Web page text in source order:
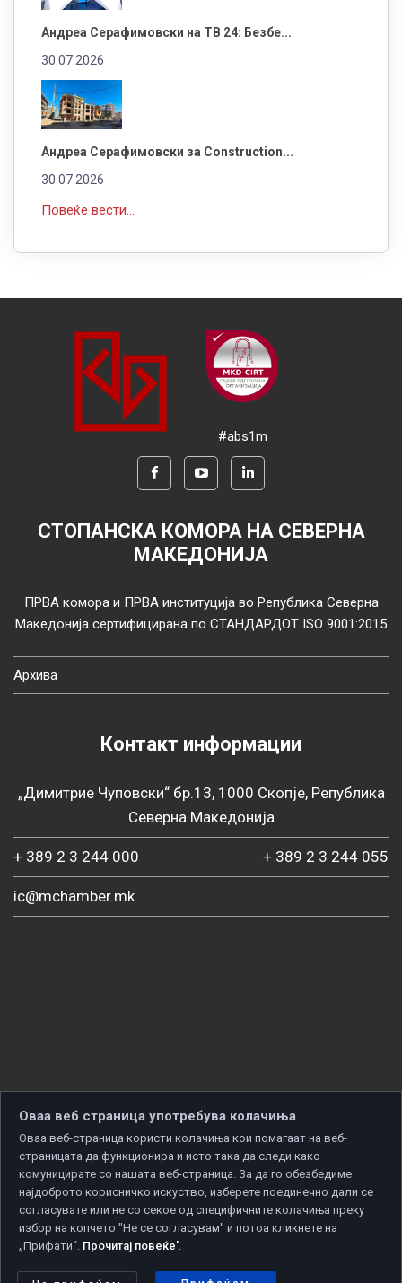
Андреа Серафимовски на ТВ 24: Безбе...
30.07.2026
Андреа Серафимовски за Construction...
30.07.2026
Повеќе вести...
#abs1m
СТОПАНСКА КОМОРА НА СЕВЕРНА
МАКЕДОНИЈА
ПРВА комора и ПРВА институција во Република Северна
Македонија сертифицирана по СТАНДАРДОТ ISO 9001:2015
Архива
Контакт информации
„Димитрие Чуповски“ бр.13, 1000 Скопје, Република
Северна Македонија
+ 389 2 3 244 000 + 389 2 3 244 055
ic@mchamber.mk
Copyright © 2026 Developed by
Политика за приватност | Политика за колачиња
Оваа веб страница употребува колачиња
Оваа веб-страница користи колачиња кои помагаат на веб-
страницата да функционира и исто така да следи како
комуницирате со нашата веб-страница. За да го обезбедиме
најдоброто корисничко искуство, изберете поединечно дали се
согласувате или не со секое од специфичните колачиња преку
избор на копчето "Не се согласувам" и потоа кликнете на
„Прифати“. Прочитај повеќе'.